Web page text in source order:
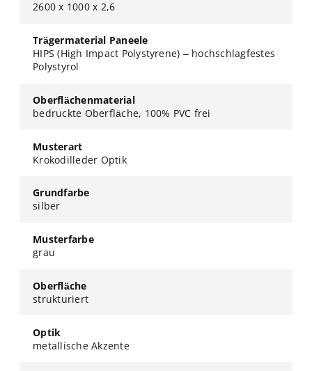
2600 x 1000 x 2,6
Trägermaterial Paneele
HIPS (High Impact Polystyrene) – hochschlagfestes
Polystyrol
Oberflächenmaterial
bedruckte Oberfläche, 100% PVC frei
Musterart
Krokodilleder Optik
Grundfarbe
silber
Musterfarbe
grau
Oberfläche
strukturiert
Optik
metallische Akzente